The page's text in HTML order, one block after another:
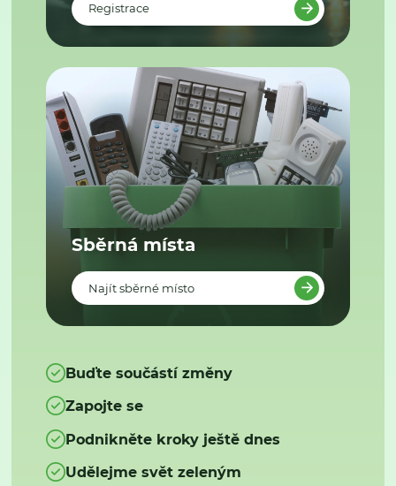
Registrace
Sběrná místa
Najít sběrné místo
Buďte součástí změny
Zapojte se
Podnikněte kroky ještě dnes
Udělejme svět zeleným